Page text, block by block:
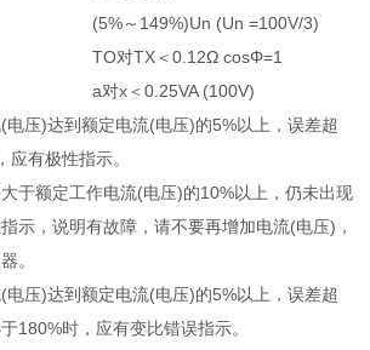
(5%～149%)Un (Un =100V/3)
TO对TX＜0.12Ω cosΦ=1
a对x＜0.25VA (100V)
电压)达到额定电流(电压)的5%以上，误差超
应有极性指示。
于额定工作电流(电压)的10%以上，仍未出现
示，说明有故障，请不要再增加电流(电压)，
。
电压)达到额定电流(电压)的5%以上，误差超
180%时，应有变比错误指示。